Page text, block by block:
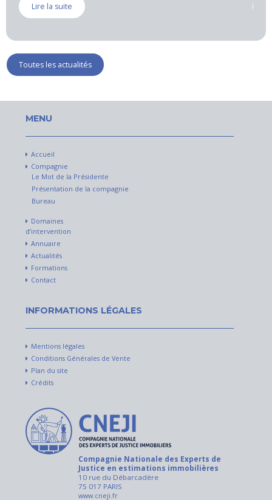
Toutes les actualités
MENU
Accueil
Compagnie
Le Mot de la Présidente
Présentation de la compagnie
Bureau
Domaines
d’intervention
Annuaire
Actualités
Formations
Contact
INFORMATIONS LÉGALES
Mentions légales
Conditions Générales de Vente
Plan du site
Crédits
Compagnie Nationale des Experts de
Justice en estimations immobilières
10 rue du Débarcadère
75 017 PARIS
www.cneji.fr